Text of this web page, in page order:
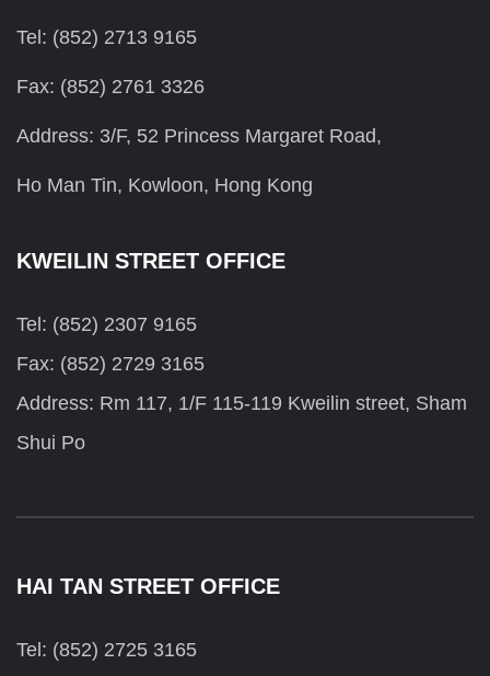
Tel: (852) 2713 9165
Fax: (852) 2761 3326
Address: 3/F, 52 Princess Margaret Road,
Ho Man Tin, Kowloon, Hong Kong
KWEILIN STREET OFFICE
Tel: (852) 2307 9165
Fax: (852) 2729 3165
Address: Rm 117, 1/F 115-119 Kweilin street, Sham
Shui Po
HAI TAN STREET OFFICE
Tel: (852) 2725 3165